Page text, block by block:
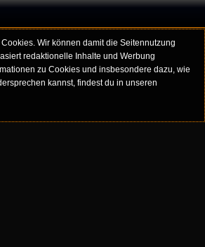
Wir können damit die Seitennutzung
redaktionelle Inhalte und Werbung
zu Cookies und insbesondere dazu, wie
kannst, findest du in unseren